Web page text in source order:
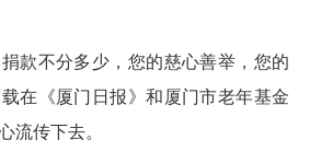
不分多少，您的慈心善举，您的
在《厦门日报》和厦门市老年基金
流传下去。